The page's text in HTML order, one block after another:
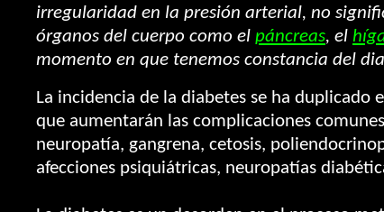
irregularidad en la presión arterial, no
órganos del cuerpo como el páncreas, el
momento en que tenemos constancia del
La incidencia de la diabetes se ha duplicado
que aumentarán las complicaciones
neuropatía, gangrena, cetosis,
afecciones psiquiátricas, neuropatías